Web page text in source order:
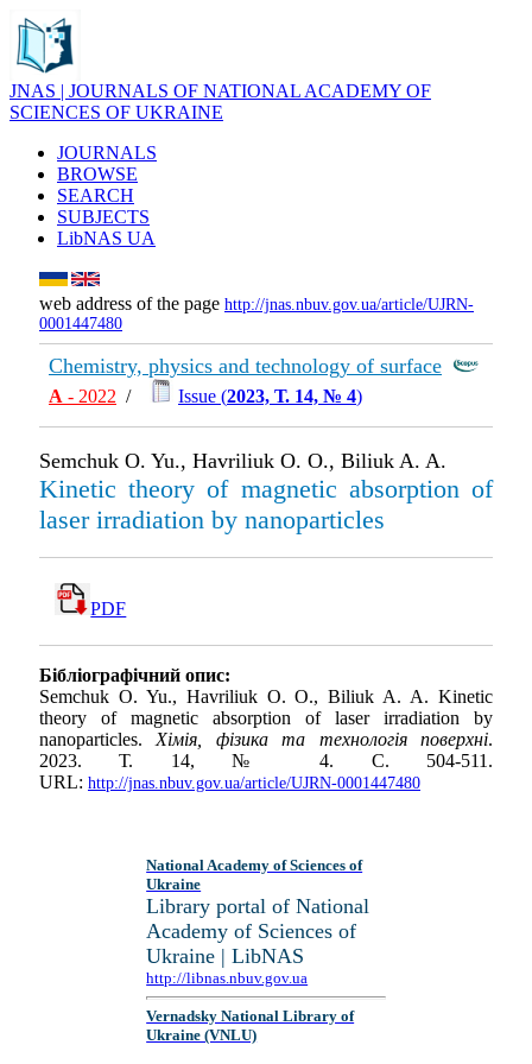
JNAS | JOURNALS OF NATIONAL ACADEMY OF
SCIENCES OF UKRAINE
JOURNALS
BROWSE
SEARCH
SUBJECTS
LibNAS UA
web address of the page http://jnas.nbuv.gov.ua/article/UJRN-
0001447480
Chemistry, physics and technology of surface
А - 2022 / Issue (2023, Т. 14, № 4)
Semchuk O. Yu., Havriliuk O. O., Biliuk A. A.
Kinetic theory of magnetic absorption of
laser irradiation by nanoparticles
PDF
Бібліографічний опис:
Semchuk O. Yu., Havriliuk O. O., Biliuk A. A. Kinetic
theory of magnetic absorption of laser irradiation by
nanoparticles.Хімія, фізика та технологія поверхні.
2023. Т. 14, № 4. С. 504-511.
URL: http://jnas.nbuv.gov.ua/article/UJRN-0001447480
National Academy of Sciences of
Ukraine
Library portal of National
Academy of Sciences of
Ukraine | LibNAS
http://libnas.nbuv.gov.ua
Vernadsky National Library of
Ukraine (VNLU)